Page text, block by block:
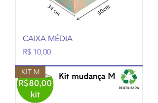
CAIXA MÉDIA
Preço
R$ 10,00
KIT M